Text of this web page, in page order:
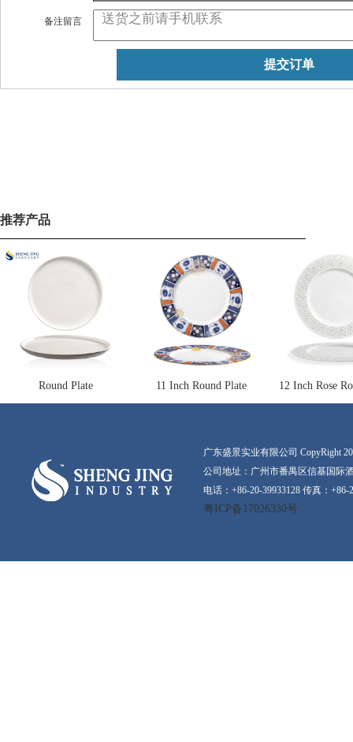
备注留言
推荐产品
Round Plate 11 Inch Round Plate 12 Inch Rose
广东盛景实业有限公司 CopyRight
公司地址：广州市番禺区信基国际
电话：+86-20-39933128 传真：
粤ICP备17026330号